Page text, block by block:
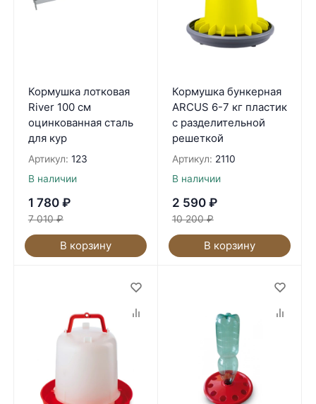
Кормушка лотковая
River 100 см
оцинкованная сталь
для кур
Артикул: 123
В наличии
1 780 ₽
7 010 ₽
В корзину
Кормушка бункерная
ARCUS 6-7 кг пластик
с разделительной
решеткой
Артикул: 2110
В наличии
2 590 ₽
10 200 ₽
В корзину